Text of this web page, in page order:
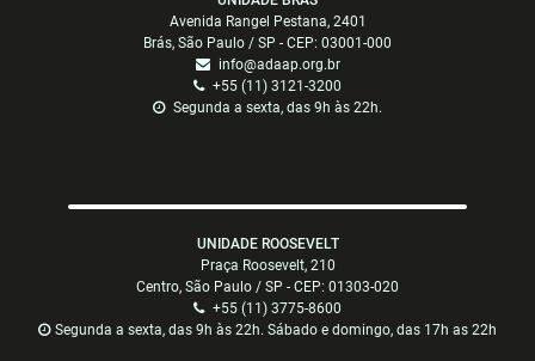
Avenida Rangel Pestana, 2401
Brás, São Paulo / SP - CEP: 03001-000
info@adaap.org.br
+55 (11) 3121-3200
Segunda a sexta, das 9h às 22h.
UNIDADE ROOSEVELT
Praça Roosevelt, 210
Centro, São Paulo / SP - CEP: 01303-020
+55 (11) 3775-8600
Segunda a sexta, das 9h às 22h. Sábado e domingo, das 17h as 22h